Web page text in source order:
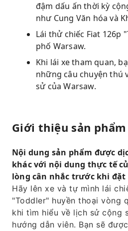
đậm dấu ấn thời kỳ
như Cung Văn hóa và
Lái thử chiếc Fiat
phố Warsaw.
Khi lái xe tham quan,
những câu chuyện thú
sử của Warsaw.
Giới thiệu sản phẩm
Nội dung sản phẩm được
khác với nội dung thực tế
lòng cân nhắc trước khi đặt
Hãy lên xe và tự mình lái
"Toddler" huyền thoại vòng
khi tìm hiểu về lịch sử cộng
hướng dẫn viên. Bạn sẽ